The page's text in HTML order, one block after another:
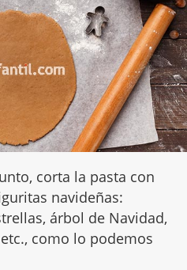
corta la pasta con
navideñas:
árbol de Navidad,
como lo podemos